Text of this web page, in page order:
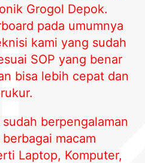
Grogol Depok.
pada umumnya
kami yang sudah
SOP yang benar
bisa lebih cepat dan
berpengalaman
macam
Laptop, Komputer,